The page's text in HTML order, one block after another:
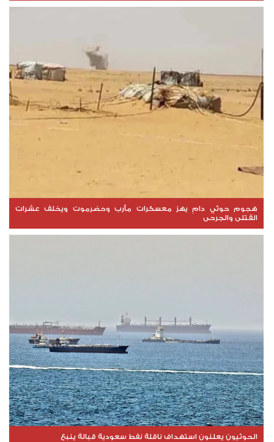
هجوم حوثي دامٍ يهز معسكرات مأرب وحضرموت ويخلف عشرات
القتلى والجرحى
الحوثيون يعلنون استهداف ناقلة نفط سعودية قبالة ينبع